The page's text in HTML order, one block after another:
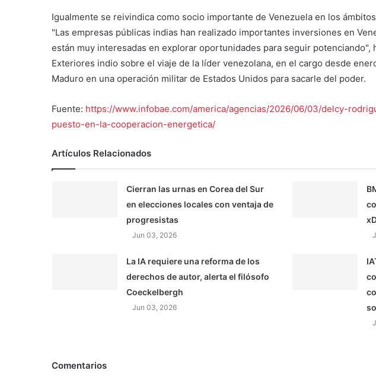
Igualmente se reivindica como socio importante de Venezuela en los
"Las empresas públicas indias han realizado importantes inversiones en
están muy interesadas en explorar oportunidades para seguir potenciando",
Exteriores indio sobre el viaje de la líder venezolana, en el cargo desde
Maduro en una operación militar de Estados Unidos para sacarle del poder.
Fuente: https://www.infobae.com/america/agencias/2026/06/03/delcy-
puesto-en-la-cooperacion-energetica/
Artículos Relacionados
Cierran las urnas en Corea del Sur
en elecciones locales con ventaja de
progresistas
Jun 03, 2026
La IA requiere una reforma de los
derechos de autor, alerta el filósofo
Coeckelbergh
Jun 03, 2026
Comentarios